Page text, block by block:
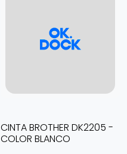
CINTA BROTHER DK2205 -
COLOR BLANCO